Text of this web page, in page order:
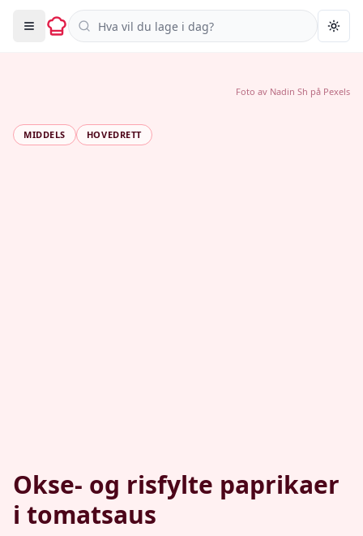
Søk i oppskrifter
MIDDELS HOVEDRETT
Okse- og risfylte paprikaer
i tomatsaus
Foto av Nadin Sh på Pexels